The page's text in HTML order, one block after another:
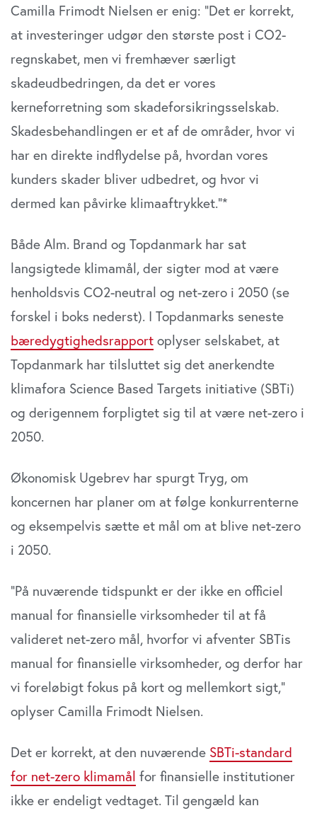
Camilla Frimodt Nielsen er enig: “Det er korrekt,
at investeringer udgør den største post i CO2-
regnskabet, men vi fremhæver særligt
skadeudbedringen, da det er vores
kerneforretning som skadeforsikringsselskab.
Skadesbehandlingen er et af de områder, hvor vi
har en direkte indflydelse på, hvordan vores
kunders skader bliver udbedret, og hvor vi
dermed kan påvirke klimaaftrykket.”*
Både Alm. Brand og Topdanmark har sat
langsigtede klimamål, der sigter mod at være
henholdsvis CO2-neutral og net-zero i 2050 (se
forskel i boks nederst). I Topdanmarks seneste
bæredygtighedsrapport oplyser selskabet, at
Topdanmark har tilsluttet sig det anerkendte
klimafora Science Based Targets initiative (SBTi)
og derigennem forpligtet sig til at være net-zero i
2050.
Økonomisk Ugebrev har spurgt Tryg, om
koncernen har planer om at følge konkurrenterne
og eksempelvis sætte et mål om at blive net-zero
i 2050.
”På nuværende tidspunkt er der ikke en officiel
manual for finansielle virksomheder til at få
valideret net-zero mål, hvorfor vi afventer SBTis
manual for finansielle virksomheder, og derfor har
vi foreløbigt fokus på kort og mellemkort sigt,”
oplyser Camilla Frimodt Nielsen.
Det er korrekt, at den nuværende SBTi-standard
for net-zero klimamål for finansielle institutioner
ikke er endeligt vedtaget. Til gengæld kan